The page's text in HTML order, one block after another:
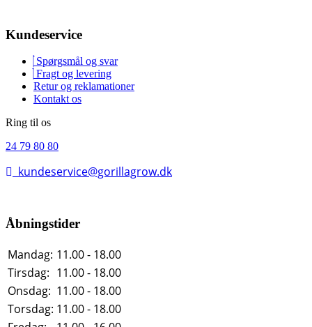
Kundeservice
Spørgsmål og svar
Fragt og levering
Retur og reklamationer
Kontakt os
Ring til os
24 79 80 80
kundeservice@gorillagrow.dk
Åbningstider
Mandag: 11.00 - 18.00
Tirsdag: 11.00 - 18.00
Onsdag: 11.00 - 18.00
Torsdag: 11.00 - 18.00